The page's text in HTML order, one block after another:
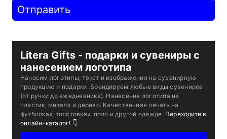
Отправить
Litera Gifts - подарки и сувениры с
нанесением логотипа
Наносим логотипы, текст и изображения на сувенирную
продукцию и подарки. Брендируем любые виды сувениров
(от ручки до ежедневника). Нанесение логотипа на
пластик, металл и дерево. Качественная печать на
футболках, толстовках, поло и другой одежде. Переходите в
онлайн-каталог! 👇